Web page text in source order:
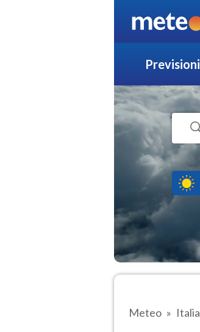
Previsioni
Meteo Italia